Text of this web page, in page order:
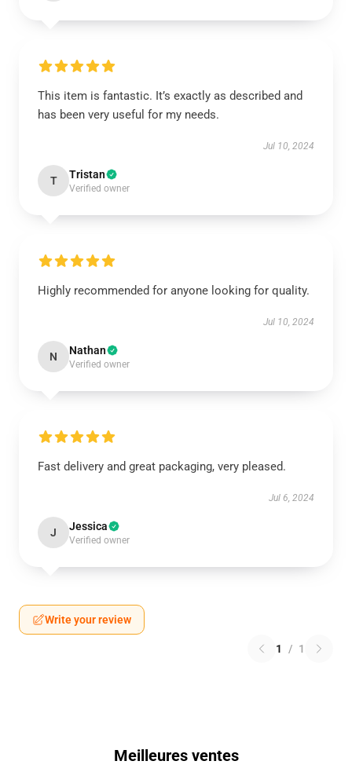
This item is fantastic. It’s exactly as described and
has been very useful for my needs.
Jul 10, 2024
T Tristan
Verified owner
Highly recommended for anyone looking for quality.
Jul 10, 2024
N Nathan
Verified owner
Fast delivery and great packaging, very pleased.
Jul 6, 2024
J Jessica
Verified owner
Write your review
1 / 1
Meilleures ventes